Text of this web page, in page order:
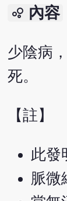
bubble_chart 內容
少陰病
死。
【註】
此發
脈微